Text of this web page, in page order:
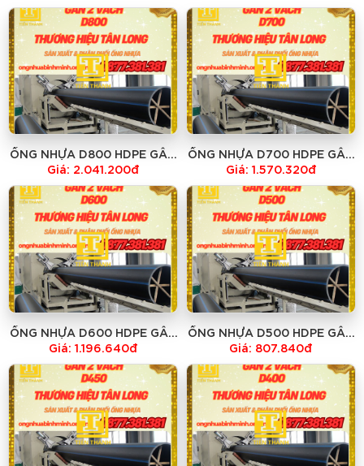
ỐNG NHỰA D800 HDPE GÂN
2 VÁCH TÂN LONG giá rẻ
Giá: 2.041.200đ
ỐNG NHỰA D700 HDPE GÂN
2 VÁCH TÂN LONG giá rẻ
Giá: 1.570.320đ
ỐNG NHỰA D600 HDPE GÂN
2 VÁCH TÂN LONG giá rẻ
Giá: 1.196.640đ
ỐNG NHỰA D500 HDPE GÂN
2 VÁCH TÂN LONG giá rẻ
Giá: 807.840đ